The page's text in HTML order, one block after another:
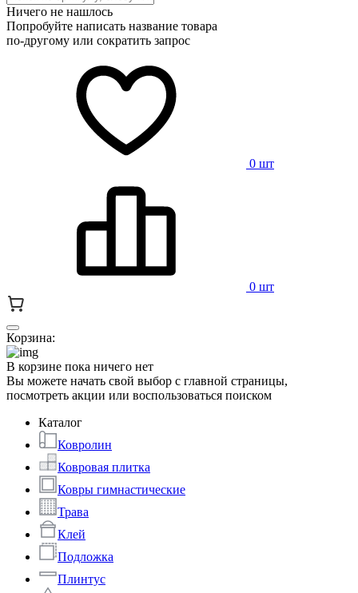
Ничего не нашлось
Попробуйте написать название товара
по-другому или сократить запрос
0 шт
0 шт
Корзина:
В корзине пока ничего нет
Вы можете начать свой выбор с главной страницы,
посмотреть акции или воспользоваться поиском
Каталог
Ковролин
Ковровая плитка
Ковры гимнастические
Трава
Клей
Подложка
Плинтус